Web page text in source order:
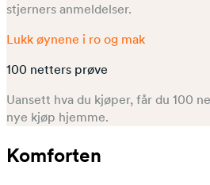
stjerners anmeldelser.
Lukk øynene i ro og mak
100 netters prøve
Uansett hva du kjøper, får du 100
nye kjøp hjemme.
Komforten